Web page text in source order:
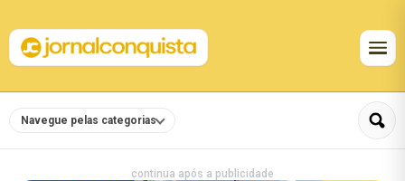
Navegue pelas categorias
continua após a publicidade